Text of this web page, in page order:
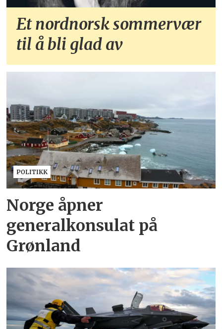
Et nordnorsk sommervær
til å bli glad av
POLITIKK
Norge åpner
generalkonsulat på
Grønland